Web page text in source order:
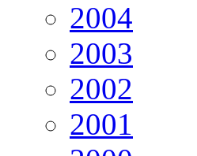
2004
2003
2002
2001